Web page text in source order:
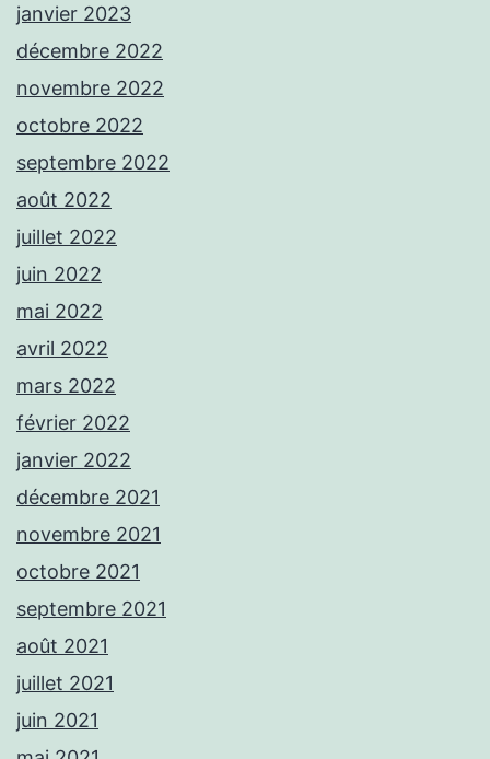
janvier 2023
décembre 2022
novembre 2022
octobre 2022
septembre 2022
août 2022
juillet 2022
juin 2022
mai 2022
avril 2022
mars 2022
février 2022
janvier 2022
décembre 2021
novembre 2021
octobre 2021
septembre 2021
août 2021
juillet 2021
juin 2021